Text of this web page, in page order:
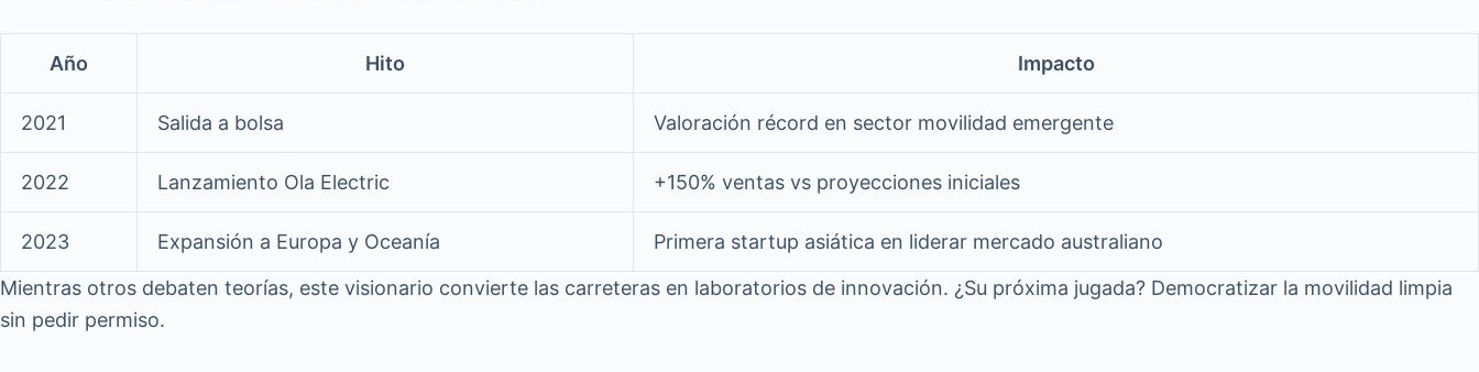
Año Hito Impacto
2021 Salida a bolsa Valoración récord en sector movilidad emergente
2022 Lanzamiento Ola Electric +150% ventas vs proyecciones iniciales
2023 Expansión a Europa y Oceanía
Primera startup asiática en liderar mercado australiano
Mientras otros debaten teorías, este visionario convierte las carreteras en laboratorios de innovación. ¿Su próxima jugada? Democratizar la movilidad limpia
sin pedir permiso.